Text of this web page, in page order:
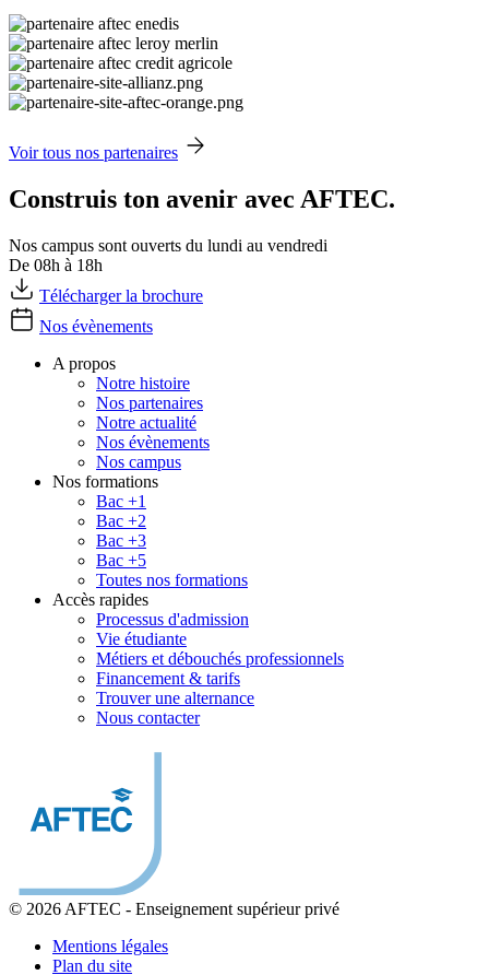
Voir tous nos partenaires
Construis ton avenir avec AFTEC.
Nos campus sont ouverts du lundi au vendredi
De 08h à 18h
Télécharger la brochure
Nos évènements
A propos
Notre histoire
Nos partenaires
Notre actualité
Nos évènements
Nos campus
Nos formations
Bac +1
Bac +2
Bac +3
Bac +5
Toutes nos formations
Accès rapides
Processus d'admission
Vie étudiante
Métiers et débouchés professionnels
Financement & tarifs
Trouver une alternance
Nous contacter
© 2026 AFTEC - Enseignement supérieur privé
Mentions légales
Plan du site